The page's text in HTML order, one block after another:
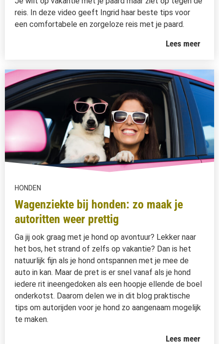
reis. In deze video geeft Ingrid haar beste tips voor
een comfortabele en zorgeloze reis met je paard.
Lees meer
HONDEN
Wagenziekte bij honden: zo maak je
autoritten weer prettig
Ga jij ook graag met je hond op avontuur? Lekker naar
het bos, het strand of zelfs op vakantie? Dan is het
natuurlijk fijn als je hond ontspannen met je mee de
auto in kan. Maar de pret is er snel vanaf als je hond
iedere rit ineengedoken als een hoopje ellende de boel
onderkotst. Daarom delen we in dit blog praktische
tips om autorijden voor je hond zo aangenaam mogelijk
te maken.
Lees meer